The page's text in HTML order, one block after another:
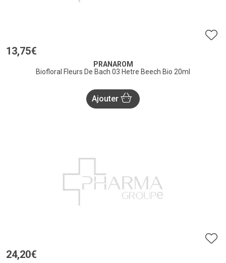
13,75€
PRANAROM
Biofloral Fleurs De Bach 03 Hetre Beech Bio 20ml
Ajouter
24,20€